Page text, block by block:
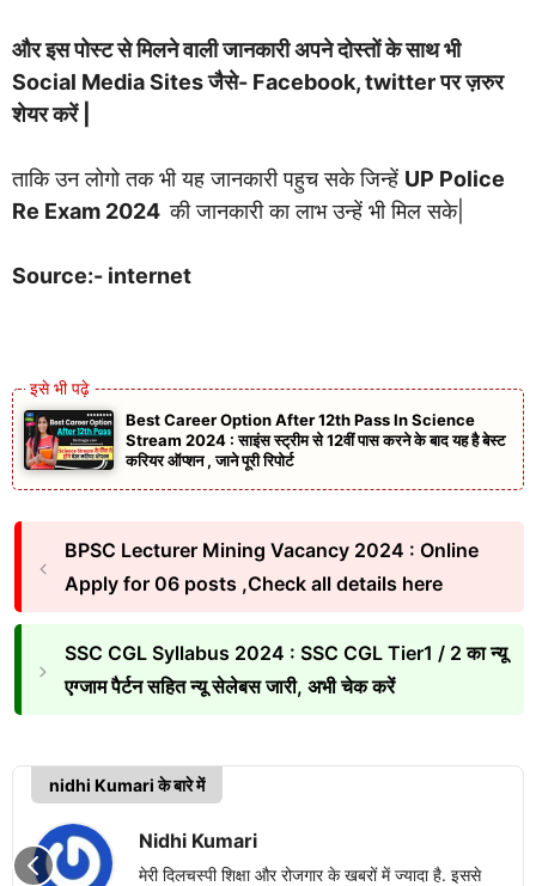
और इस पोस्ट से मिलने वाली जानकारी अपने दोस्तों के साथ भी
Social Media Sites जैसे- Facebook, twitter पर ज़रुर
शेयर करें |
ताकि उन लोगो तक भी यह जानकारी पहुच सके जिन्हें UP Police
Re Exam 2024की जानकारी का लाभ उन्हें भी मिल सके|
Source:- internet
Best Career Option After 12th Pass In Science
Stream 2024 : साइंस स्ट्रीम से 12वीं पास करने के बाद यह है बेस्ट
करियर ऑप्शन , जाने पूरी रिपोर्ट
BPSC Lecturer Mining Vacancy 2024 : Online
Apply for 06 posts ,Check all details here
SSC CGL Syllabus 2024 : SSC CGL Tier1 / 2 का न्यू
एग्जाम पैर्टन सहित न्यू सेलेबस जारी, अभी चेक करें
nidhi Kumari के बारे में
Nidhi Kumari
मेरी दिलचस्पी शिक्षा और रोजगार के खबरों में ज्यादा है. इससे